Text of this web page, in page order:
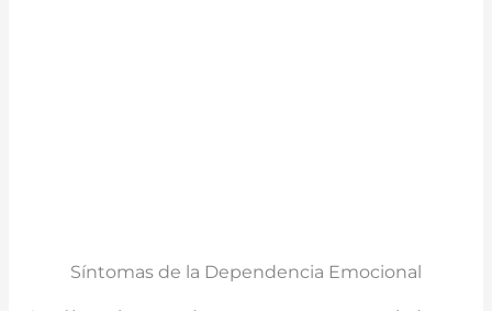
Síntomas de la Dependencia Emocional